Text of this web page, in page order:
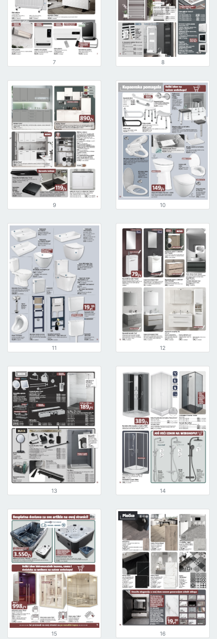
7 8
9 10
11 12
13 14
15 16